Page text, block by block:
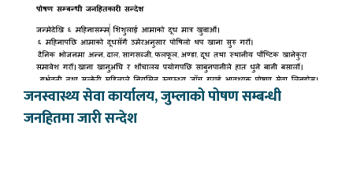
जनस्वास्थ्य सेवा कार्यालय, जुम्लाको पोषण सम्बन्धी
जनहितमा जारी सन्देश